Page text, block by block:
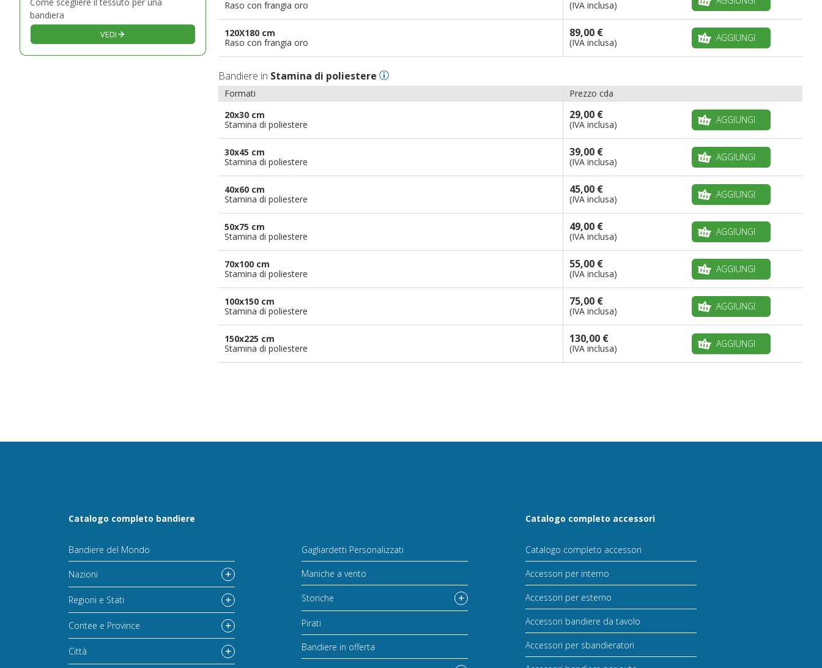
bandiera
VEDI
Raso con frangia oro
(IVA inclusa)
120X180 cm
Raso con frangia oro
89,00 €
(IVA inclusa) AGGIUNGI
Bandiere in Stamina di poliestere
Formati
Prezzo cda
20x30 cm
Stamina di poliestere
29,00 €
(IVA inclusa) AGGIUNGI
30x45 cm
Stamina di poliestere
39,00 €
(IVA inclusa) AGGIUNGI
40x60 cm
Stamina di poliestere
45,00 €
(IVA inclusa) AGGIUNGI
50x75 cm
Stamina di poliestere
49,00 €
(IVA inclusa) AGGIUNGI
70x100 cm
Stamina di poliestere
55,00 €
(IVA inclusa) AGGIUNGI
100x150 cm
Stamina di poliestere
75,00 €
(IVA inclusa) AGGIUNGI
150x225 cm
Stamina di poliestere
130,00 €
(IVA inclusa) AGGIUNGI
Catalogo completo bandiere
Bandiere del Mondo
Nazioni
Regioni e Stati
Contee e Province
Città
Gagliardetti Personalizzati
Maniche a vento
Storiche
Pirati
Bandiere in offerta
Catalogo completo accessori
Catalogo completo accessori
Accessori per interno
Accessori per esterno
Accessori bandiere da tavolo
Accessori per sbandieratori